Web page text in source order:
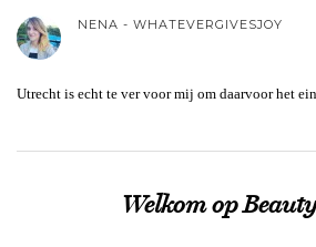
NENA - WHATEVERGIVESJOY
Utrecht is echt te ver voor mij om daarvoor het
Welkom op